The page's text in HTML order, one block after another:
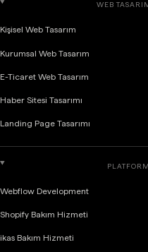
WEB
Kişisel Web Tasarım
Kurumsal Web Tasarım
E-Ticaret Web Tasarım
Haber Sitesi Tasarımı
Landing Page Tasarımı
Webflow Development
Shopify Bakım Hizmeti
ikas Bakım Hizmeti